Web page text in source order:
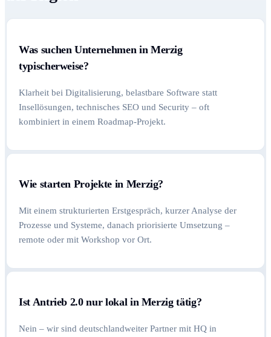
Was suchen Unternehmen in Merzig
typischerweise?
Klarheit bei Digitalisierung, belastbare Software statt
Insellösungen, technisches SEO und Security – oft
kombiniert in einem Roadmap-Projekt.
Wie starten Projekte in Merzig?
Mit einem strukturierten Erstgespräch, kurzer Analyse der
Prozesse und Systeme, danach priorisierte Umsetzung –
remote oder mit Workshop vor Ort.
Ist Antrieb 2.0 nur lokal in Merzig tätig?
Nein – wir sind deutschlandweiter Partner mit HQ in